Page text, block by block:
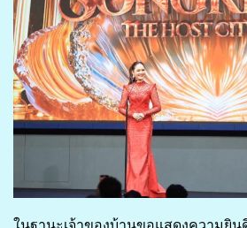
ในฐานะเจ้าของบ้านขอแสดงความยิน